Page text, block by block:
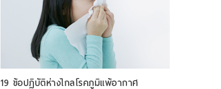
19 ข้อปฏิบัติห่างไกลโรคภูมิแพ้อากาศ